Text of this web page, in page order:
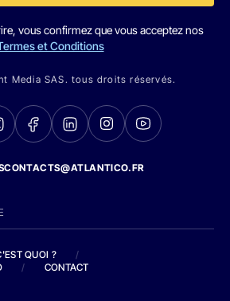
vous confirmez que vous acceptez nos
et Conditions
Media SAS. tous droits réservés.
QUOI ?
/
/ CONTACT